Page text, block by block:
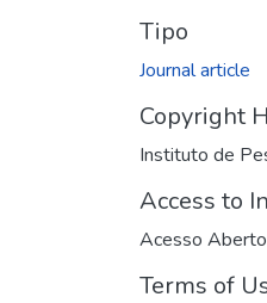
Tipo
Journal article
Copyright
Instituto de
Access to
Acesso Aberto
Terms of